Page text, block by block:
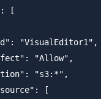
[
"VisualEditor1",
"Allow",
"s3:*",
[